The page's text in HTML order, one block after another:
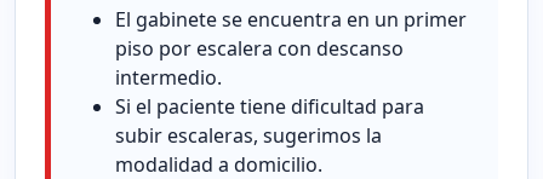
El gabinete se encuentra en un primer
piso por escalera con descanso
intermedio.
Si el paciente tiene dificultad para
subir escaleras, sugerimos la
modalidad a domicilio.